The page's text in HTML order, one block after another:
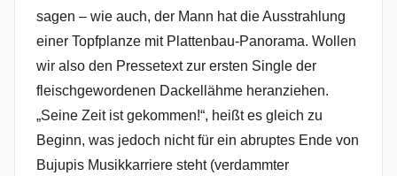
sagen – wie auch, der Mann hat die Ausstrahlung
einer Topfplanze mit Plattenbau-Panorama. Wollen
wir also den Pressetext zur ersten Single der
fleischgewordenen Dackellähme heranziehen.
„Seine Zeit ist gekommen!“, heißt es gleich zu
Beginn, was jedoch nicht für ein abruptes Ende von
Bujupis Musikkarriere steht (verdammter